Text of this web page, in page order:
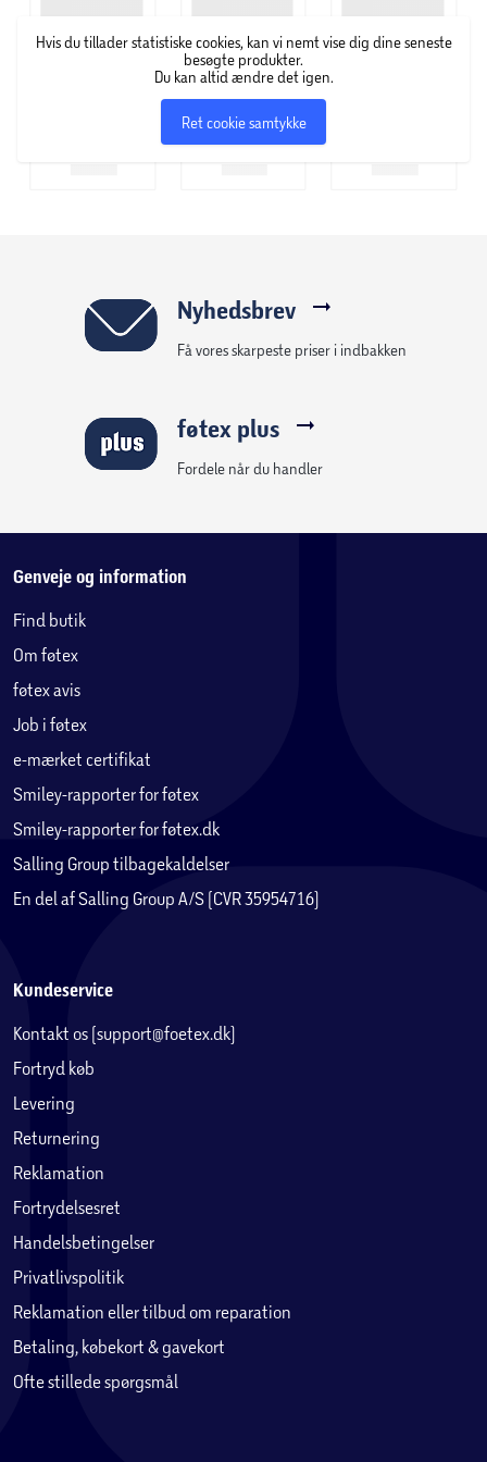
Hvis du tillader statistiske cookies, kan vi nemt vise dig dine seneste
besøgte produkter.
Du kan altid ændre det igen.
Ret cookie samtykke
Nyhedsbrev
Få vores skarpeste priser i indbakken
føtex plus
Fordele når du handler
Genveje og information
Find butik
Om føtex
føtex avis
Job i føtex
e-mærket certifikat
Smiley-rapporter for føtex
Smiley-rapporter for føtex.dk
Salling Group tilbagekaldelser
En del af Salling Group A/S (CVR 35954716)
Kundeservice
Kontakt os (support@foetex.dk)
Fortryd køb
Levering
Returnering
Reklamation
Fortrydelsesret
Handelsbetingelser
Privatlivspolitik
Reklamation eller tilbud om reparation
Betaling, købekort & gavekort
Ofte stillede spørgsmål